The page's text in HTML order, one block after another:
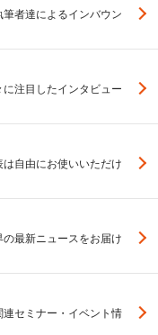
者達によるインバウン
注目したインタビュー
自由にお使いいただけ
最新ニュースをお届け
セミナー・イベント情